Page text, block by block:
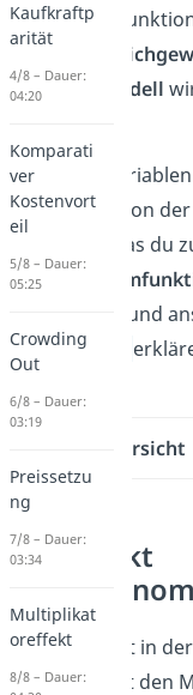
Variablen der
Gütermarktmodell
Bei so vielen
schwirrt dir schon
lass dir alles, was du
und der
musst, einfach und
unseremVideo
Inhaltsübersicht
Gütermarkt
Der Gütermarkt in der
VWLbezeichnet den
Kaufkraftp
arität
4/8 – Dauer:
04:20
Komparati
ver
Kostenvort
eil
5/8 – Dauer:
05:25
Crowding
Out
6/8 – Dauer:
03:19
Preissetzu
ng
7/8 – Dauer:
03:34
Multiplikat
oreffekt
8/8 – Dauer: